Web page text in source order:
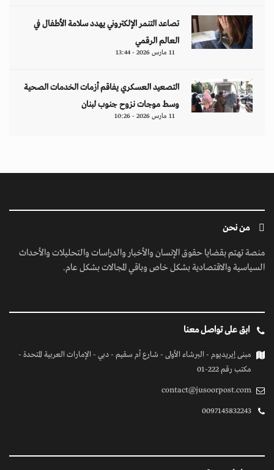
تصاعد التنمر الإلكتروني يهدد سلامة الأطفال في
العالم الرقمي
11 مارس 2026 - 13:44
التصعيد العسكري يفاقم أزمات الخدمات الصحية
وسط موجات نزوح جنوب لبنان
11 مارس 2026 - 10:26
من نحن
منصة تهتم بقضايا حقوق الإنسان والأخبار والدراسات والتحليلات والأحداث
السياسية والاقتصادية بشكل خاص وباقي المجالات بشكل عام.
ابق على تواصل معنا
مبنى إيريديوم - البرشاء الأولى - شارع أم سقيم - دبي - الإمارات العربية المتحدة -
مكتب رقم 222-01
contact@jusoorpost.com
0097145832243